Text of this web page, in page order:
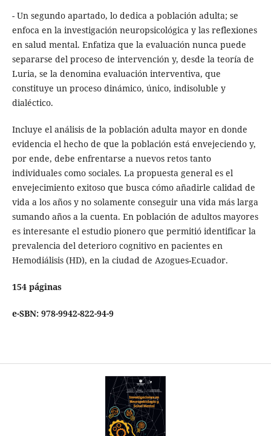
- Un segundo apartado, lo dedica a población adulta; se
enfoca en la investigación neuropsicológica y las reflexiones
en salud mental. Enfatiza que la evaluación nunca puede
separarse del proceso de intervención y, desde la teoría de
Luria, se la denomina evaluación interventiva, que
constituye un proceso dinámico, único, indisoluble y
dialéctico.
Incluye el análisis de la población adulta mayor en donde
evidencia el hecho de que la población está envejeciendo y,
por ende, debe enfrentarse a nuevos retos tanto
individuales como sociales. La propuesta general es el
envejecimiento exitoso que busca cómo añadirle calidad de
vida a los años y no solamente conseguir una vida más larga
sumando años a la cuenta. En población de adultos mayores
es interesante el estudio pionero que permitió identificar la
prevalencia del deterioro cognitivo en pacientes en
Hemodiálisis (HD), en la ciudad de Azogues-Ecuador.
154 páginas
e-SBN: 978-9942-822-94-9